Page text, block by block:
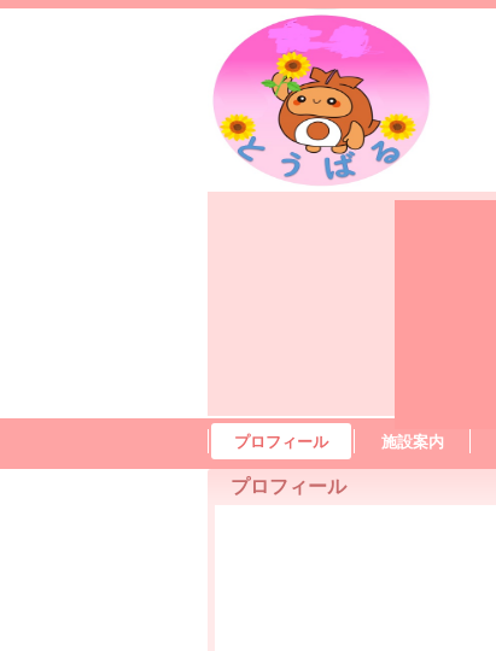
プロフィール 施設案内
プロフィール